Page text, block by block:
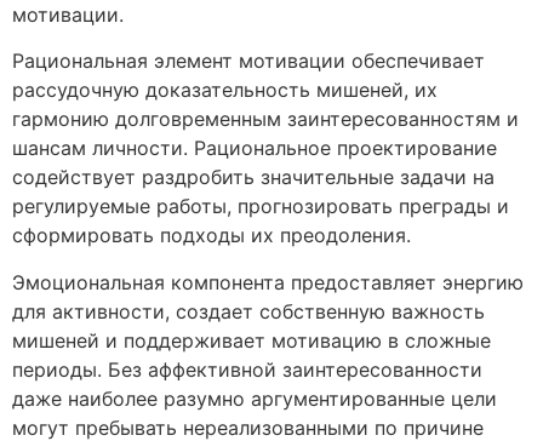
мотивации.
Рациональная элемент мотивации обеспечивает
рассудочную доказательность мишеней, их
гармонию долговременным заинтересованностям и
шансам личности. Рациональное проектирование
содействует раздробить значительные задачи на
регулируемые работы, прогнозировать преграды и
сформировать подходы их преодоления.
Эмоциональная компонента предоставляет энергию
для активности, создает собственную важность
мишеней и поддерживает мотивацию в сложные
периоды. Без аффективной заинтересованности
даже наиболее разумно аргументированные цели
могут пребывать нереализованными по причине